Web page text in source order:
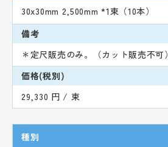
30x30mm 2,500mm *1束（10本）
備考
＊定尺販売のみ。（カット販売不可）
価格(税別)
29,330 円 / 束
種別